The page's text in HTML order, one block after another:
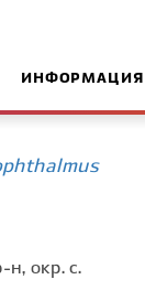
ИНФОРМАЦИЯ
н, окр. с.